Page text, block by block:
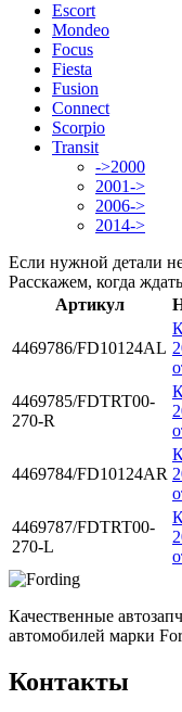
Escort
Mondeo
Focus
Fiesta
Fusion
Connect
Scorpio
Transit
->2000
2001->
2006->
2014->
Если нужной детали
Расскажем, когда
Артикул
4469786/FD10124AL
4469785/FDTRT00-
270-R
4469784/FD10124AR
4469787/FDTRT00-
270-L
Качественные
автомобилей марки
Контакты